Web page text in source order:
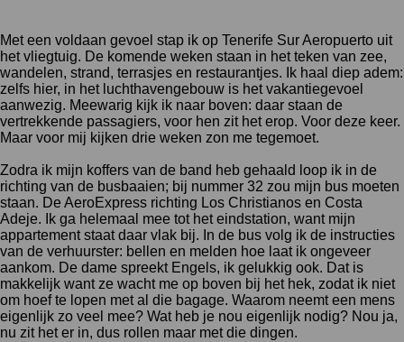
Met een voldaan gevoel stap ik op Tenerife Sur Aeropuerto uit
het vliegtuig. De komende weken staan in het teken van zee,
wandelen, strand, terrasjes en restaurantjes. Ik haal diep adem:
zelfs hier, in het luchthavengebouw is het vakantiegevoel
aanwezig. Meewarig kijk ik naar boven: daar staan de
vertrekkende passagiers, voor hen zit het erop. Voor deze keer.
Maar voor mij kijken drie weken zon me tegemoet.
Zodra ik mijn koffers van de band heb gehaald loop ik in de
richting van de busbaaien; bij nummer 32 zou mijn bus moeten
staan. De AeroExpress richting Los Christianos en Costa
Adeje. Ik ga helemaal mee tot het eindstation, want mijn
appartement staat daar vlak bij. In de bus volg ik de instructies
van de verhuurster: bellen en melden hoe laat ik ongeveer
aankom. De dame spreekt Engels, ik gelukkig ook. Dat is
makkelijk want ze wacht me op boven bij het hek, zodat ik niet
om hoef te lopen met al die bagage. Waarom neemt een mens
eigenlijk zo veel mee? Wat heb je nou eigenlijk nodig? Nou ja,
nu zit het er in, dus rollen maar met die dingen.